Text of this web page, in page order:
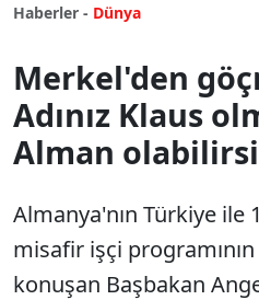
Haberler - Dünya
Merkel'den
Adınız Klaus
Alman
Almanya'nın Türkiye ile
misafir işçi programının
konuşan Başbakan